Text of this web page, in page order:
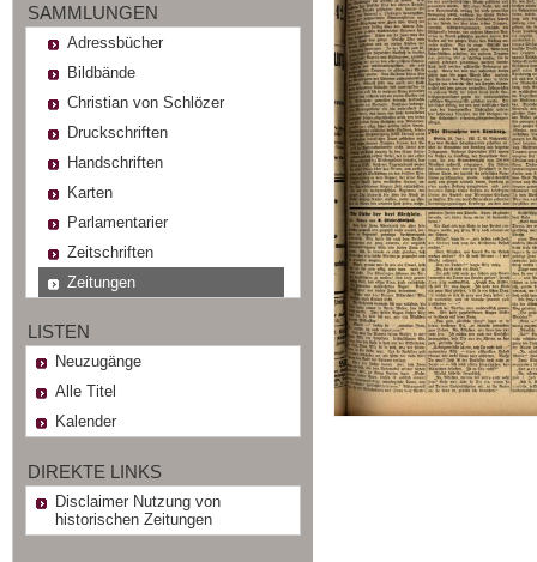
SAMMLUNGEN
Adressbücher
Bildbände
Christian von Schlözer
Druckschriften
Handschriften
Karten
Parlamentarier
Zeitschriften
Zeitungen
LISTEN
Neuzugänge
Alle Titel
Kalender
DIREKTE LINKS
Disclaimer Nutzung von
historischen Zeitungen